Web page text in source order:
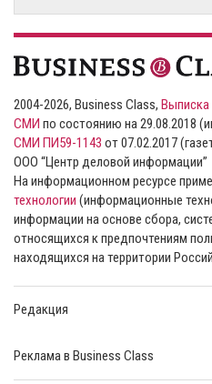
2004-2026, Business Class, Выписка
СМИ по состоянию на 29.08.2018
СМИ ПИ59-1143 от 07.02.2017
ООО “Центр деловой информации”
На информационном ресурсе
технологии (информационные
информации на основе сбора,
относящихся к предпочтениям
находящихся на территории
Редакция
Реклама в Business Class